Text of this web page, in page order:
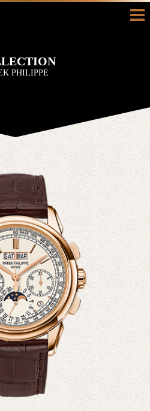
採用情報
カタログ請求
PHILIPPE